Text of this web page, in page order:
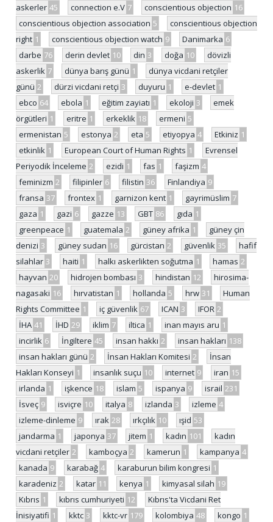
askerler 45 connection e.V 7 conscientious objection 16
conscientious objection association 5
conscientious objection
right 1 conscientious objection watch 9 Danimarka 6
darbe 76 derin devlet 10 din 3 doğa 10
dövizli
askerlik 7 dünya barış günü 1
dünya vicdani retçiler
günü 2 dürzi vicdani retçi 3 duyuru 1 e-devlet 1
ebco 64 ebola 1 eğitim zayiatı 1 ekoloji 3
emek
örgütleri 1 eritre 1 erkeklik 18 ermeni 5
ermenistan 5 estonya 2 eta 5 etiyopya 4 Etkiniz 1
etkinlik 1 European Court of Human Rights 1
Evrensel
Periyodik İnceleme 2 ezidi 1 fas 1 faşizm 4
feminizm 2 filipinler 6 filistin 36 Finlandiya 9
fransa 37 frontex 1 garnizon kent 1 gayrimüslim 7
gaza 1 gazi 6 gazze 13 GBT 86 gıda 1
greenpeace 1 guatemala 2 güney afrika 1
güney çin
denizi 3 güney sudan 16 gürcistan 2 güvenlik 35
hafif
silahlar 3 haiti 1 halkı askerlikten soğutma 1 hamas 2
hayvan 20 hidrojen bombası 3 hindistan 12
hirosima-
nagasaki 16 hırvatistan 1 hollanda 5 hrw 31
Human
Rights Committee 1 iç güvenlik 67 ICAN 3 IFOR 2
İHA 41 İHD 29 iklim 7 iltica 1 inan mayıs aru 1
incirlik 6 İngiltere 45 insan hakkı 2 insan hakları 138
insan hakları günü 2 İnsan Hakları Komitesi 2
İnsan
Hakları Konseyi 1 insanlık suçu 10 internet 9 iran 15
irlanda 1 işkence 18 islam 5 ispanya 9 israil 231
İsveç 9 isviçre 10 italya 8 izlanda 3 izleme 4
izleme-dinleme 9 ırak 28 ırkçılık 10 ışid 53
jandarma 1 japonya 37 jitem 1 kadın 101
kadın
vicdani retçiler 2 kamboçya 2 kamerun 1 kampanya 4
kanada 9 karabağ 4 karaburun bilim kongresi 1
karadeniz 2 katar 11 kenya 1 kimyasal silah 19
Kıbrıs 1 kıbrıs cumhuriyeti 12
Kıbrıs'ta Vicdani Ret
İnisiyatifi 1 kktc 3 kktc-vr 179 kolombiya 48 kongo 1